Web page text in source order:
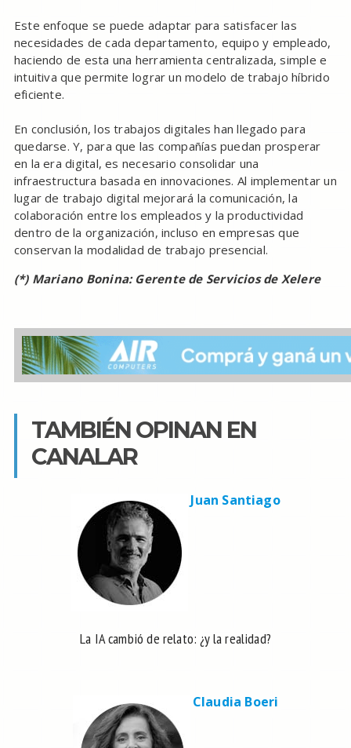
Este enfoque se puede adaptar para satisfacer las
necesidades de cada departamento, equipo y empleado,
haciendo de esta una herramienta centralizada, simple e
intuitiva que permite lograr un modelo de trabajo híbrido
eficiente.
En conclusión, los trabajos digitales han llegado para
quedarse. Y, para que las compañías puedan prosperar
en la era digital, es necesario consolidar una
infraestructura basada en innovaciones. Al implementar un
lugar de trabajo digital mejorará la comunicación, la
colaboración entre los empleados y la productividad
dentro de la organización, incluso en empresas que
conservan la modalidad de trabajo presencial.
(*) Mariano Bonina: Gerente de Servicios de Xelere
TAMBIÉN OPINAN EN
CANALAR
Juan Santiago
La IA cambió de relato: ¿y la realidad?
Claudia Boeri